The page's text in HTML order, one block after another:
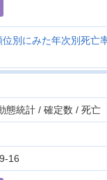
位別にみた年次別死亡
態統計 / 確定数 / 死亡
16